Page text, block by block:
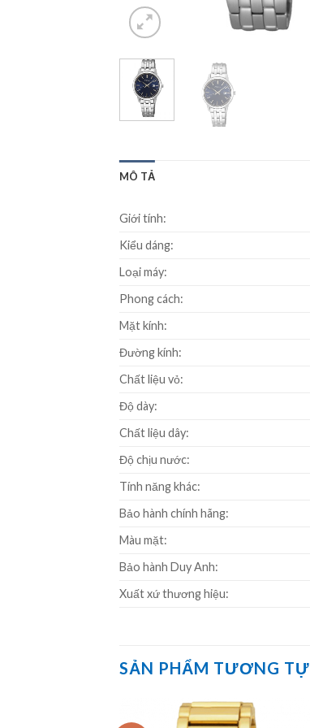
MÔ TẢ
Giới tính:
Kiểu dáng:
Loại máy:
Phong cách:
Mặt kính:
Đường kính:
Chất liệu vỏ:
Độ dày:
Chất liệu dây:
Độ chịu nước:
Tính năng khác:
Bảo hành chính hãng:
Màu mặt:
Bảo hành Duy Anh:
Xuất xứ thương hiệu:
SẢN PHẨM TƯƠNG TỰ